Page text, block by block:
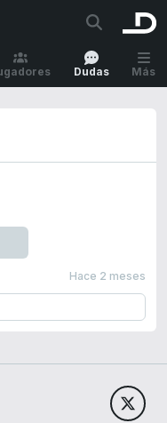
Dudas Más
Hace 2 meses